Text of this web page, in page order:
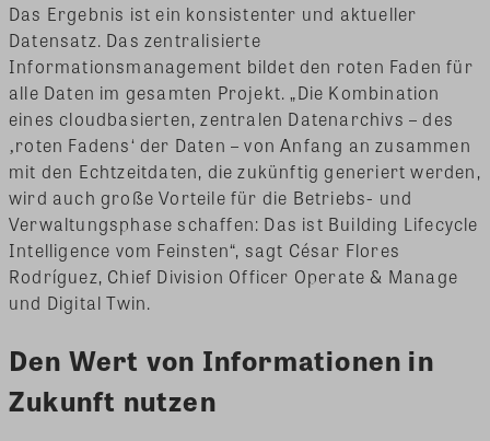
Das Ergebnis ist ein konsistenter und aktueller
Datensatz. Das zentralisierte
Informationsmanagement bildet den roten Faden für
alle Daten im gesamten Projekt. „Die Kombination
eines cloudbasierten, zentralen Datenarchivs – des
‚roten Fadens‘ der Daten – von Anfang an zusammen
mit den Echtzeitdaten, die zukünftig generiert werden,
wird auch große Vorteile für die Betriebs- und
Verwaltungsphase schaffen: Das ist Building Lifecycle
Intelligence vom Feinsten“, sagt César Flores
Rodríguez, Chief Division Officer Operate & Manage
und Digital Twin.
Den Wert von Informationen in
Zukunft nutzen